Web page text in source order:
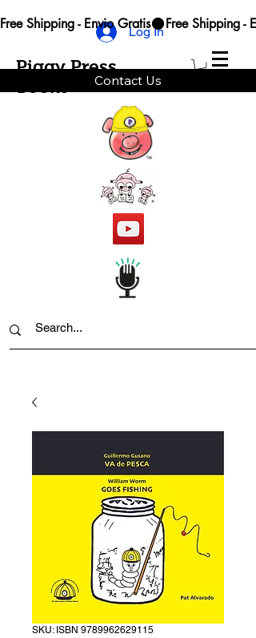
Piggy Press
Contact Us
Log In
Free Shipping - Envio Gratis
SKU: ISBN 9789962629115